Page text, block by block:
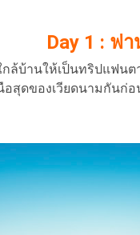
Day 1 : ฟ
ล้บ้านให้เป็นทริปแฟนต
อสุดของเวียดนามกันก่อ